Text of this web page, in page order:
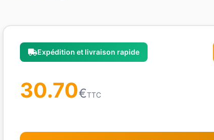
Expédition et livraison rapide
30.70€TTC